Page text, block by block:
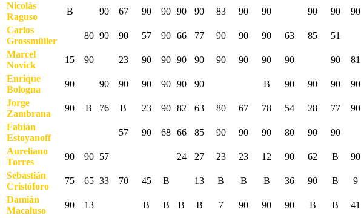
Nicolás
Raguso
B 90 67 90 90 90 90 83 90 90 90 90 90
Carlos
Grossmüller
80 90 90 57 90 66 77 90 90 90 63 85 51
Marcel
Novick
15 90 23 90 90 90 90 90 90 90 90 90 81
Enrique
Bologna
90 90 90 90 90 90 90 B 90 90 90 90
Jorge
Zambrana
90 B 76 B 23 90 82 63 80 67 78 54 28 77 90
Fabián
Estoyanoff
57 90 68 66 85 90 90 90 80 90 90
Aureliano
Torres
90 90 57 24 27 23 23 12 90 62 B 90
Sebastián
Cristóforo
75 65 33 70 45 B 13 B B B 36 90 B 9
Damián
Macaluso
90 13 B B B B 7 90 90 90 B B 41